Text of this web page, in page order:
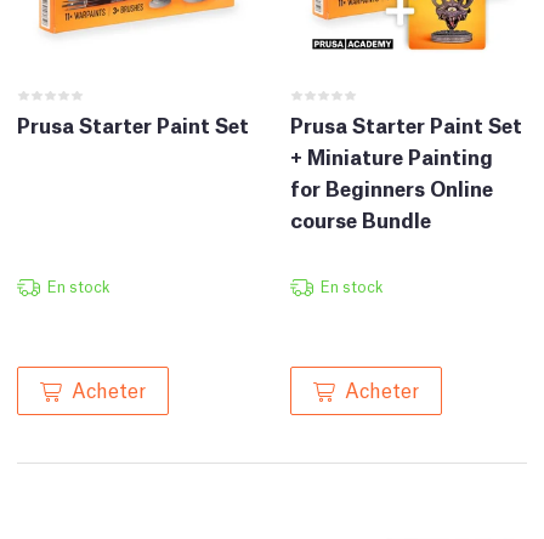
Prusa Starter Paint Set
En stock
Acheter
Prusa Starter Paint Set
+ Miniature Painting
for Beginners Online
course Bundle
En stock
Acheter